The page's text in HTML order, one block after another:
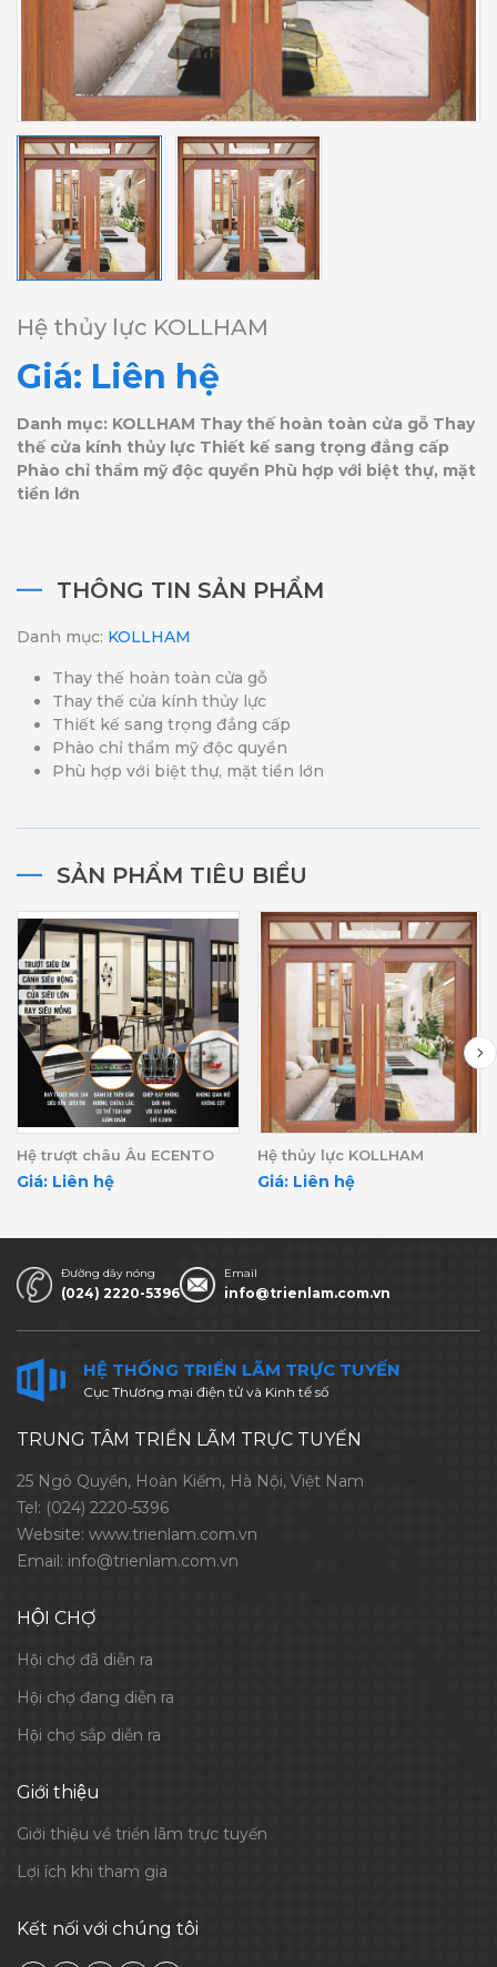
Hệ thủy lực KOLLHAM
Giá: Liên hệ
Danh mục: KOLLHAM Thay thế hoàn toàn cửa gỗ Thay
thế cửa kính thủy lực Thiết kế sang trọng đẳng cấp
Phào chỉ thẩm mỹ độc quyền Phù hợp với biệt thự, mặt
tiền lớn
THÔNG TIN SẢN PHẨM
Danh mục: KOLLHAM
Thay thế hoàn toàn cửa gỗ
Thay thế cửa kính thủy lực
Thiết kế sang trọng đẳng cấp
Phào chỉ thẩm mỹ độc quyền
Phù hợp với biệt thự, mặt tiền lớn
SẢN PHẨM TIÊU BIỂU
Hệ trượt châu Âu ECENTO
Giá: Liên hệ
Hệ thủy lực KOLLHAM
Giá: Liên hệ
Đường dây nóng
(024) 2220-5396
Email
info@trienlam.com.vn
HỆ THỐNG TRIỂN LÃM TRỰC TUYẾN
Cục Thương mại điện tử và Kinh tế số
TRUNG TÂM TRIỂN LÃM TRỰC TUYẾN
25 Ngô Quyền, Hoàn Kiếm, Hà Nội, Việt Nam
Tel: (024) 2220-5396
Website: www.trienlam.com.vn
Email: info@trienlam.com.vn
HỘI CHỢ
Hội chợ đã diễn ra
Hội chợ đang diễn ra
Hội chợ sắp diễn ra
Giới thiệu
Giới thiệu về triển lãm trực tuyến
Lợi ích khi tham gia
Kết nối với chúng tôi